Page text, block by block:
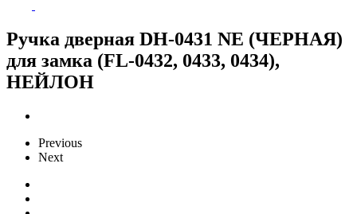
Ручка дверная DH-0431 NE (ЧЕРНАЯ)
для замка (FL-0432, 0433, 0434),
НЕЙЛОН
Previous
Next